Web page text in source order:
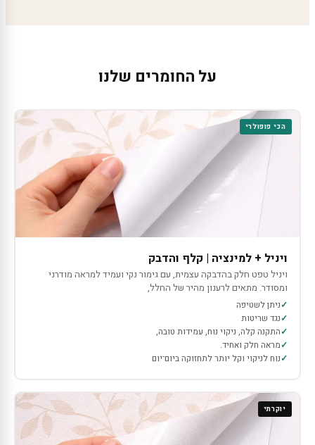
על החומרים שלנו
הכי פופולרי
ויניל + למינציה | קלף והדבק
ויניל טפט חלק בהדבקה עצמית, עם גימור נקי ועמיד למראה מודרני
ומסודר. מתאים לרענון מהיר של החלל,
ניתן לשטיפה
נגד שריטות
התקנה קלה, ניקוי נוח, עמידות טובה,
מראה חלק ואחיד.
נוח לניקוי וקל יותר לתחזוקה ביום־יום
יוקרתי